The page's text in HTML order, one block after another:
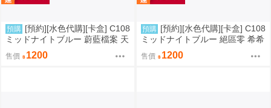
預購 [預約][水色代購][卡盒] C108
ミッドナイトブルー 蔚藍檔案 天
童ケイ
售價 1200
預購 [預約][水色代購][卡盒] C108
ミッドナイトブルー 絕區零 希希
芙
售價 1200